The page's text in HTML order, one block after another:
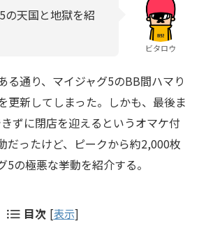
の天国と地獄を紹
ビタロウ
る通り、マイジャグ5のBB間ハマり
更新してしまった。しかも、最後ま
ずに閉店を迎えるというオマケ付
だったけど、ピークから約2,000枚
の極悪な挙動を紹介する。
目次 [表示]